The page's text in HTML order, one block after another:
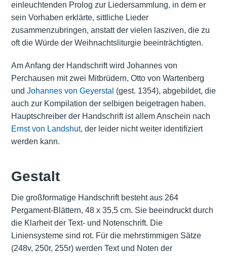
einleuchtenden Prolog zur Liedersammlung, in dem er
sein Vorhaben erklärte, sittliche Lieder
zusammenzubringen, anstatt der vielen lasziven, die zu
oft die Würde der Weihnachtsliturgie beeinträchtigten.
Am Anfang der Handschrift wird Johannes von
Perchausen mit zwei Mitbrüdern, Otto von Wartenberg
und Johannes von Geyerstal (gest. 1354), abgebildet, die
auch zur Kompilation der selbigen beigetragen haben.
Hauptschreiber der Handschrift ist allem Anschein nach
Ernst von Landshut, der leider nicht weiter identifiziert
werden kann.
Gestalt
Die großformatige Handschrift besteht aus 264
Pergament-Blättern, 48 x 35,5 cm. Sie beeindruckt durch
die Klarheit der Text- und Notenschrift. Die
Liniensysteme sind rot. Für die mehrstimmigen Sätze
(248v, 250r, 255r) werden Text und Noten der